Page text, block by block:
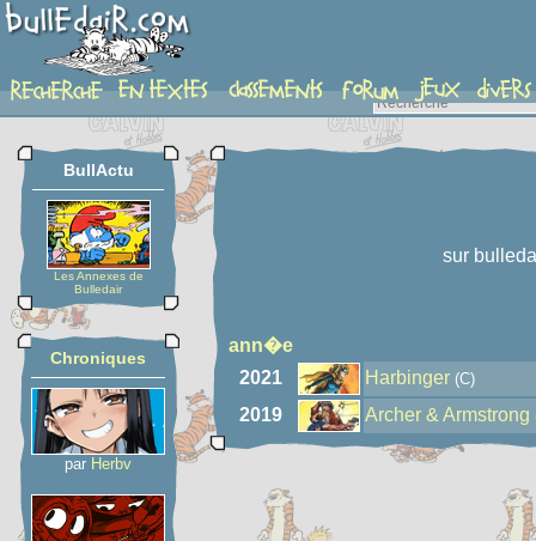
auteur
BullActu
Les Annexes de
Bulledair
Chroniques
par Herbv
sur
ann�e
2021
Harbinger (C)
2019 Archer & Armstrong